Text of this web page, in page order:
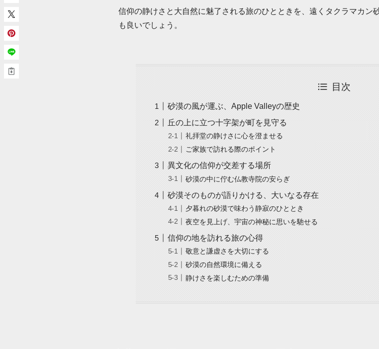
信仰の静けさと大自然に魅了される旅のひとときを、遠くタクラマカン
も良いでしょう。
目次
砂漠の風が運ぶ、Apple Valleyの歴史
丘の上に立つ十字架が町を見守る
礼拝堂の静けさに心を澄ませる
ご家族で訪れる際のポイント
異文化の信仰が交差する場所
砂漠の中に佇む仏教寺院の安らぎ
砂漠そのものが語りかける、大いなる存在
夕暮れの砂漠で味わう静寂のひととき
夜空を見上げ、宇宙の神秘に思いを馳せる
信仰の地を訪れる旅の心得
敬意と謙虚さを大切にする
砂漠の自然環境に備える
静けさを楽しむための準備